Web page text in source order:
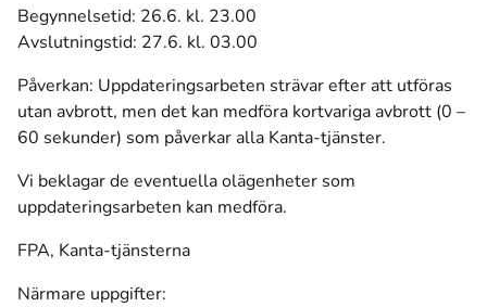
Begynnelsetid: 26.6. kl. 23.00
Avslutningstid: 27.6. kl. 03.00
Påverkan: Uppdateringsarbeten strävar efter att utföras
utan avbrott, men det kan medföra kortvariga avbrott (0 –
60 sekunder) som påverkar alla Kanta-tjänster.
Vi beklagar de eventuella olägenheter som
uppdateringsarbeten kan medföra.
FPA, Kanta-tjänsterna
Närmare uppgifter: